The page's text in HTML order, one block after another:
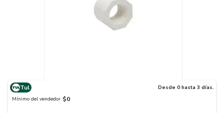
Tul
Desde 0 hasta 3 días.
Mínimo del vendedor $0